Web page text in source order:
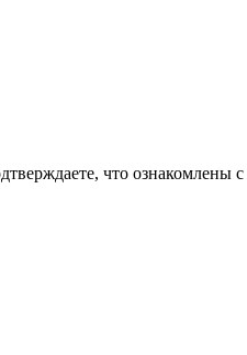
что ознакомлены с